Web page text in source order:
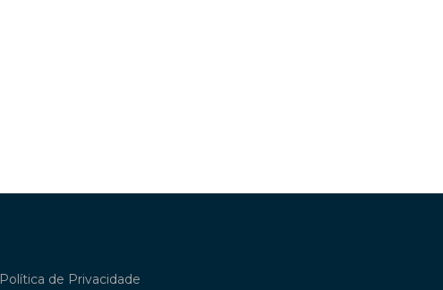
Política de Privacidade